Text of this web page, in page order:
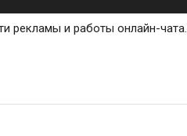
рекламы и работы онлайн-чата.